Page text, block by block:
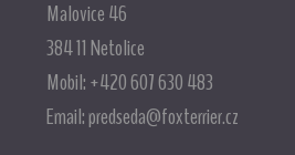
Malovice 46
384 11 Netolice
Mobil: +420 607 630 483
Email:predseda@foxterrier.cz